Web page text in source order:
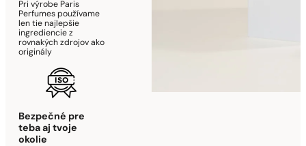
Pri výrobe Paris
Perfumes používame
len tie najlepšie
ingrediencie z
rovnakých zdrojov ako
originály
Bezpečné pre
teba aj tvoje
okolie